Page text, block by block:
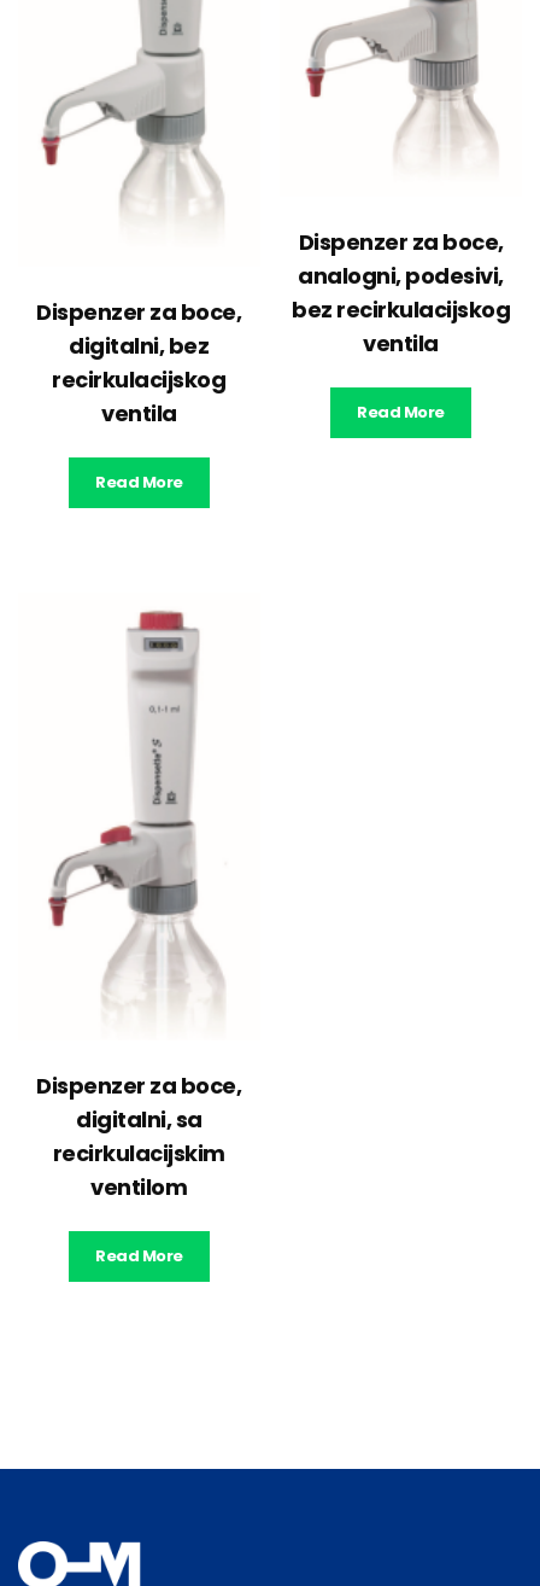
Dispenzer za boce,
digitalni, bez
recirkulacijskog
ventila
Read More
Dispenzer za boce,
analogni, podesivi,
bez recirkulacijskog
ventila
Read More
Dispenzer za boce,
digitalni, sa
recirkulacijskim
ventilom
Read More